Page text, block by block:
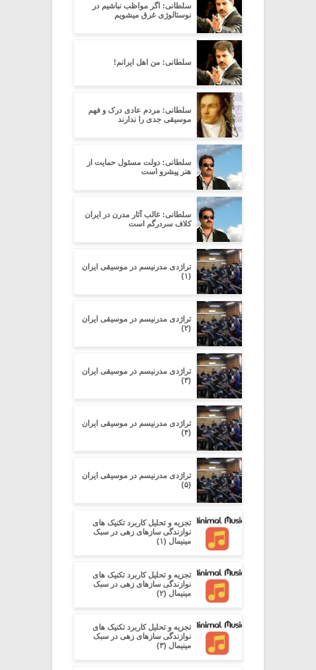
سلطانی: اگر مواظب نباشیم در
نوستالوژی غرق میشویم
سلطانی: من اهل ایرانم!
سلطانی: مردم عادی درک و فهم
موسیقی جدی را ندارند
سلطانی: دولت مسئول حمایت از
هنر پیشرو است
سلطانی: غالب آثار مدرن در ایران
کلاف سردرگم است
تراژدی مدرنیسم در موسیقی ایران
(۱)
تراژدی مدرنیسم در موسیقی ایران
(۲)
تراژدی مدرنیسم در موسیقی ایران
(۳)
تراژدی مدرنیسم در موسیقی ایران
(۴)
تراژدی مدرنیسم در موسیقی ایران
(۵)
تجزیه و تحلیل کاربرد تکنیک های
نوازندگی سازهای زهی در سبک
مینیمال (۱)
تجزیه و تحلیل کاربرد تکنیک های
نوازندگی سازهای زهی در سبک
مینیمال (۲)
تجزیه و تحلیل کاربرد تکنیک های
نوازندگی سازهای زهی در سبک
مینیمال (۳)